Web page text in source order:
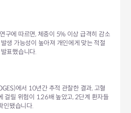
구에 따르면, 체중이 5% 이상 급격히 감소
생 가능성이 높아져 개인에게 맞는 적절
표했습니다.
에서 10년간 추적 관찰한 결과, 고혈
걸릴 위험이 1.26배 높았고, 2단계 환자들
인됐습니다.